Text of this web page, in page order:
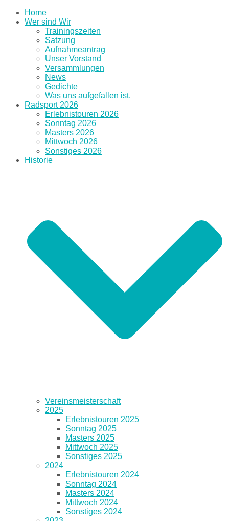
Home
Wer sind Wir
Trainingszeiten
Satzung
Aufnahmeantrag
Unser Vorstand
Versammlungen
News
Gedichte
Was uns aufgefallen ist.
Radsport 2026
Erlebnistouren 2026
Sonntag 2026
Masters 2026
Mittwoch 2026
Sonstiges 2026
Historie
Vereinsmeisterschaft
2025
Erlebnistouren 2025
Sonntag 2025
Masters 2025
Mittwoch 2025
Sonstiges 2025
2024
Erlebnistouren 2024
Sonntag 2024
Masters 2024
Mittwoch 2024
Sonstiges 2024